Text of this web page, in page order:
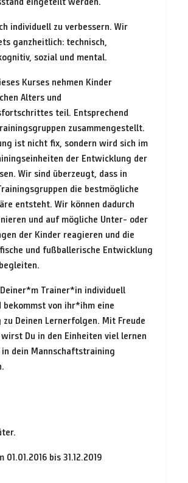
individuell zu verbessern. Wir
ganzheitlich: technisch,
sozial und mental.
Kurses nehmen Kinder
Alters und
teil. Entsprechend
zusammengestellt.
ist nicht fix, sondern wird sich im
der Entwicklung der
Wir sind überzeugt, dass in
die bestmögliche
entsteht. Wir können dadurch
und auf mögliche Unter- oder
der Kinder reagieren und die
und fußballerische Entwicklung
Trainer*in individuell
bekommst von ihr*ihm eine
zu Deinen Lernerfolgen. Mit Freude
wirst Du in den Einheiten viel lernen
dein Mannschaftstraining
bis 31.12.2019